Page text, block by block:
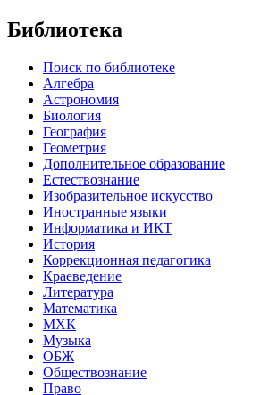
Библиотека
Поиск по библиотеке
Алгебра
Астрономия
Биология
География
Геометрия
Дополнительное образование
Естествознание
Изобразительное искусство
Иностранные языки
Информатика и ИКТ
История
Коррекционная педагогика
Краеведение
Литература
Математика
МХК
Музыка
ОБЖ
Обществознание
Право